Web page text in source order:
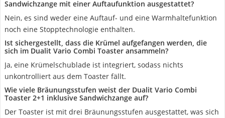
Sandwichzange mit einer Auftaufunktion ausgestattet?
Nein, es sind weder eine Auftauf- und eine Warmhaltefunktion
noch eine Stopptechnologie enthalten.
Ist sichergestellt, dass die Krümel aufgefangen werden, die
sich im Dualit Vario Combi Toaster ansammeln?
Ja, eine Krümelschublade ist integriert, sodass nichts
unkontrolliert aus dem Toaster fällt.
Wie viele Bräunungsstufen weist der Dualit Vario Combi
Toaster 2+1 inklusive Sandwichzange auf?
Der Toaster ist mit drei Bräunungsstufen ausgestattet, was sich